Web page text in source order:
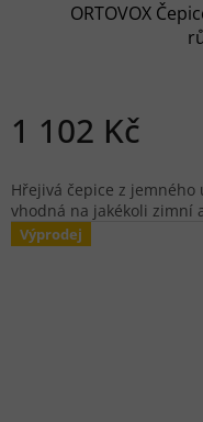
ORTOVOX
1 102 Kč
Hřejivá čepice z
vhodná na jakékoli zimní
Výprodej